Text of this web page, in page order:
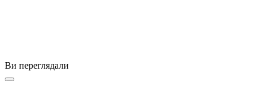
Ви переглядали